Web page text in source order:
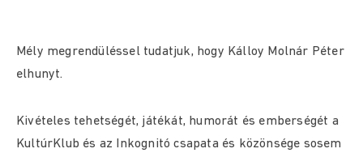
Mély megrendüléssel tudatjuk, hogy Kálloy Molnár Péter
elhunyt.
Kivételes tehetségét, játékát, humorát és emberségét a
KultúrKlub és az Inkognitó csapata és közönsége sosem